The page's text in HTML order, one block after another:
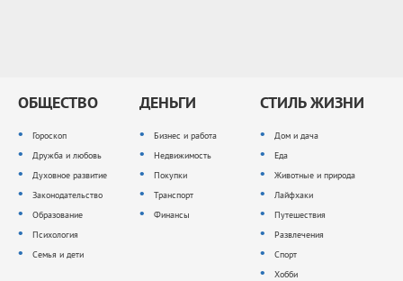
ОБЩЕСТВО
Гороскоп
Дружба и любовь
Духовное развитие
Законодательство
Образование
Психология
Семья и дети
ДЕНЬГИ
Бизнес и работа
Недвижимость
Покупки
Транспорт
Финансы
СТИЛЬ ЖИЗНИ
Дом и дача
Еда
Животные и природа
Лайфхаки
Путешествия
Развлечения
Спорт
Хобби